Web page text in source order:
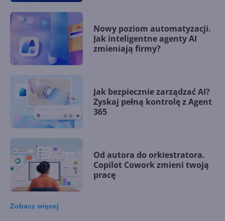
Nowy poziom automatyzacji.
Jak inteligentne agenty AI
zmieniają firmy?
Jak bezpiecznie zarządzać AI?
Zyskaj pełną kontrolę z Agent
365
Od autora do orkiestratora.
Copilot Cowork zmieni twoją
pracę
Zobacz więcej